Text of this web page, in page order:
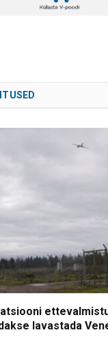
lavastada